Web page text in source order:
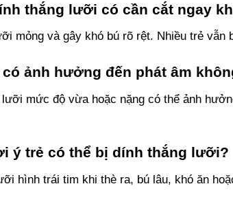
thắng lưỡi có cần cắt ngay
mỏng và gây khó bú rõ rệt. Nhiều trẻ vẫn
ảnh hưởng đến phát âm
mức độ vừa hoặc nặng có thể ảnh
ý trẻ có thể bị dính thắng lưỡi?
hình trái tim khi thè ra, bú lâu, khó ăn